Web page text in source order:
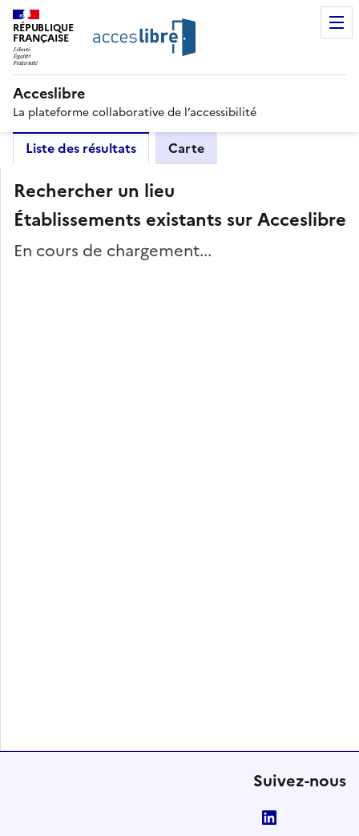
RÉPUBLIQUE
FRANÇAISE
Acceslibre
La plateforme collaborative de l’accessibilité
Liste des résultats Carte
Rechercher un lieu
Établissements existants sur Acceslibre
En cours de chargement...
Suivez-nous